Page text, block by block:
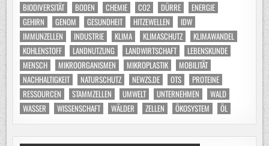
BIODIVERSITÄT
BODEN CHEMIE CO2 DÜRRE
ENERGIE
GEHIRN
GENOM GESUNDHEIT HITZEWELLEN
IDW
IMMUNZELLEN
INDUSTRIE KLIMA KLIMASCHUTZ
KLIMAWANDEL
KOHLENSTOFF
LANDNUTZUNG LANDWIRTSCHAFT
LEBENSKUNDE
MENSCH
MIKROORGANISMEN MIKROPLASTIK
MOBILITÄT
NACHHALTIGKEIT
NATURSCHUTZ NEWZS.DE OTS
PROTEINE
RESSOURCEN
STAMMZELLEN UMWELT UNTERNEHMEN
WALD
WASSER
WISSENSCHAFT WÄLDER ZELLEN ÖKOSYSTEM ÖL